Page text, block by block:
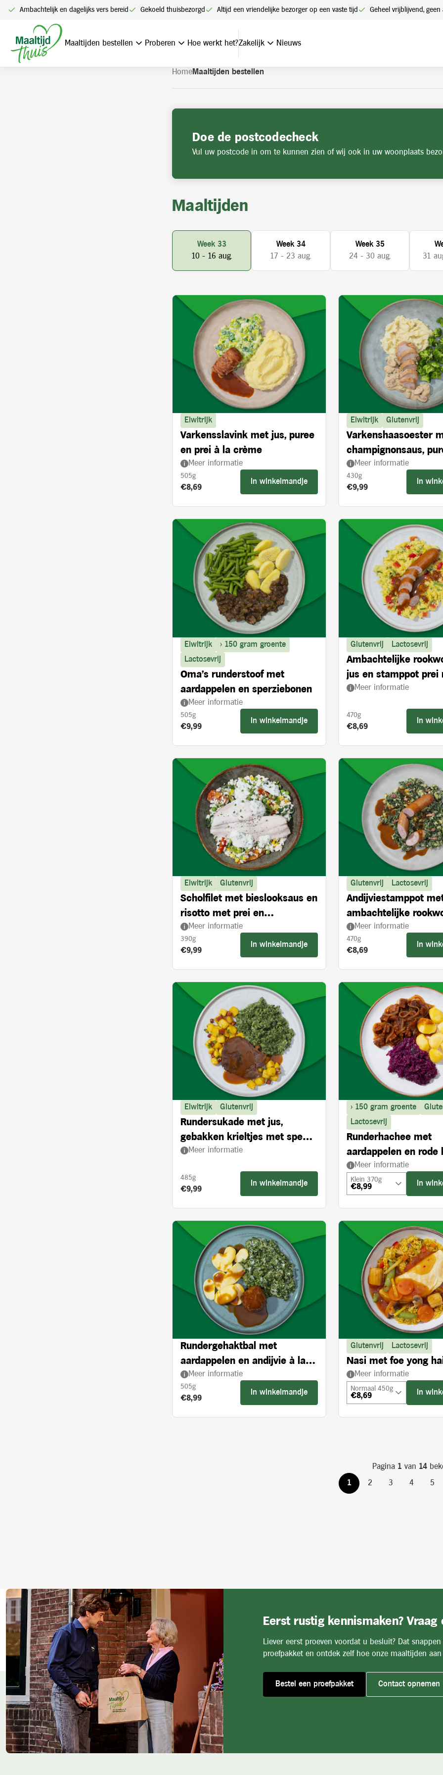
Ambachtelijk en dagelijks vers bereid Gekoeld thuisbezorgd Altijd een vriendelijke bezorger op een vaste tijd Geheel vrijblijvend,
Maaltijden bestellen Proberen Hoe werkt het?Zakelijk Nieuws
U kunt alleen bestellen met een account. Heeft u nog geen account? Vraag hier uw
Navigatie
overslaan
Home Maaltijden bestellen
Doe de postcodecheck
Vul uw postcode in om te kunnen zien of wij ook in uw woonplaats
Maaltijden
Week 33
10 - 16 aug.
Week 34
17 - 23 aug.
Week 35
24 - 30 aug.
31
Eiwitrijk
Varkensslavink met jus, puree
en prei à la crème
Meer informatie
505g
Product prijs:
€8,69
In winkelmandje
Eiwitrijk Glutenvrij
Varkenshaasoester
champignonsaus,
broccoli
Meer informatie
430g
Product prijs:
€9,99
In
Eiwitrijk
> 150 gram groente
Lactosevrij
Oma's runderstoof met
aardappelen en sperziebonen
Meer informatie
505g
Product prijs:
€9,99
In winkelmandje
Glutenvrij Lactosevrij
Ambachtelijke
jus en stamppot prei
paprika
Meer informatie
470g
Product prijs:
€8,69
In
Eiwitrijk Glutenvrij
Scholfilet met bieslooksaus en
risotto met prei en
ovengedroogde tomaten
Meer informatie
390g
Product prijs:
€9,99
In winkelmandje
Glutenvrij Lactosevrij
Andijviestamppot
ambachtelijke
Meer informatie
470g
Product prijs:
€8,69
In
Eiwitrijk Glutenvrij
Rundersukade met jus,
gebakken krieltjes met spek,
ui en andijvie à la crème
Meer informatie
485g
Product prijs:
€9,99
In winkelmandje
> 150 gram groente
Lactosevrij
Runderhachee met
aardappelen en rode
appel
Meer informatie
Klein 370g
€8,99 In
Rundergehaktbal met
aardappelen en andijvie à la
crème
Meer informatie
505g
Product prijs:
€8,99
In winkelmandje
Glutenvrij Lactosevrij
Nasi met foe yong
Meer informatie
Normaal 450g
€8,69 In
Pagina 1 van 14
1 2 3 4 5
Eerst rustig kennismaken?
Liever eerst proeven voordat u besluit? Dat
proefpakket en ontdek zelf hoe onze maaltijden
Bestel een proefpakket Contact opnemen